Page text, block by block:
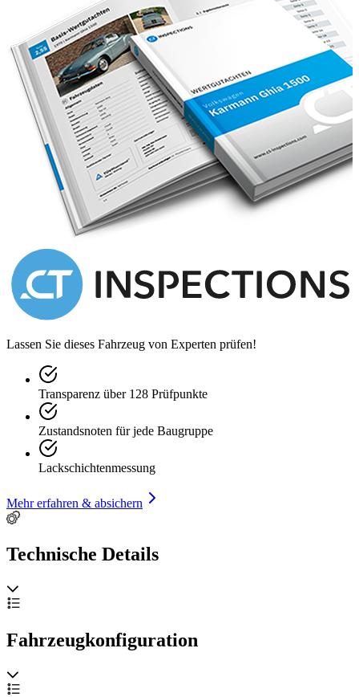
Prior to the current ownership the car belonged to a fastidious Swiss
gentleman who spent some £40k on the car at Royce Engineering in
Betchworth surrey looking after the car without regard to cost. As a
result the car runs simply beautifully. The rebuilt gear box is a
paragon of smoothness & the engine silent yet powerful. The car is
having a full machine polish as I write to bring the Masons black
paintwork up to a proper Rolls Royce Lustre.
To the interior is patinated cream lether in good order throughout.
The dash walnut woodwork has been removed & refinished. All the
original tools are in place in their appointed places on the floor of the
boot. The car is running steel belted radial tyres that makes for a
lovely ride. A large sunroof was fitted at the factory as when new
the car was supplied to the dry climes of Italy. The car also has fold
out walnut picnic tables for the use of the rear passengers.
The car is in super running order & ready for extended continetal
road trips as its make intended. Indicated miles on the odometer are
Lassen Sie dieses Fahrzeug von Experten prüfen!
Transparenz über 128 Prüfpunkte
Zustandsnoten für jede Baugruppe
Lackschichtenmessung
Mehr erfahren & absichern
Technische Details
Fahrzeugkonfiguration